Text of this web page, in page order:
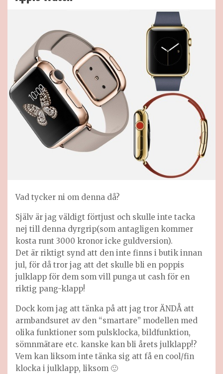
Vad tycker ni om denna då?
Själv är jag väldigt förtjust och skulle inte tacka
nej till denna dyrgrip(som antagligen kommer
kosta runt 3000 kronor icke guldversion).
Det är riktigt synd att den inte finns i butik innan
jul, för då tror jag att det skulle bli en poppis
julklapp för dem som vill punga ut cash för en
riktig pang-klapp!
Dock kom jag att tänka på att jag tror ÄNDÅ att
armbandsuret av den “smartare” modellen med
olika funktioner som pulsklocka, bildfunktion,
sömnmätare etc. kanske kan bli årets julklapp!?
Vem kan liksom inte tänka sig att få en cool/fin
klocka i julklapp, liksom 🙂